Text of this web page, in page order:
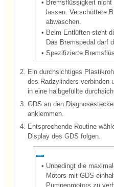
• Bremsflüssigkeit nicht
lassen. Verschüttete
abwaschen.
• Beim Entlüften steht
Das Bremspedal darf
• Spezifizierte
2. Ein durchsichtiges
des Radzylinders verbinden
in eine halbgefüllte
3. GDS an den
anklemmen.
4. Entsprechende Routine
Display des GDS folgen.
• Unbedingt die
Motors mit GDS
Pumpenmotors zu